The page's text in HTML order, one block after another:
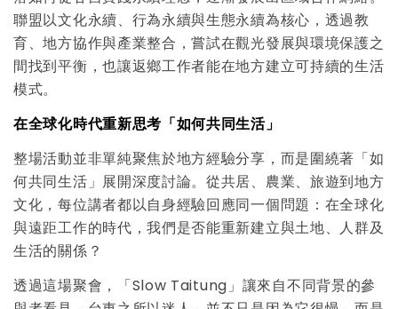
聯盟以文化永續、行為永續與生態永續為核心，透過教
育、地方協作與產業整合，嘗試在觀光發展與環境保護之
間找到平衡，也讓返鄉工作者能在地方建立可持續的生活
模式。
在全球化時代重新思考「如何共同生活」
整場活動並非單純聚焦於地方經驗分享，而是圍繞著「如
何共同生活」展開深度討論。從共居、農業、旅遊到地方
文化，每位講者都以自身經驗回應同一個問題：在全球化
與遠距工作的時代，我們是否能重新建立與土地、人群及
生活的關係？
透過這場聚會，「Slow Taitung」讓來自不同背景的參